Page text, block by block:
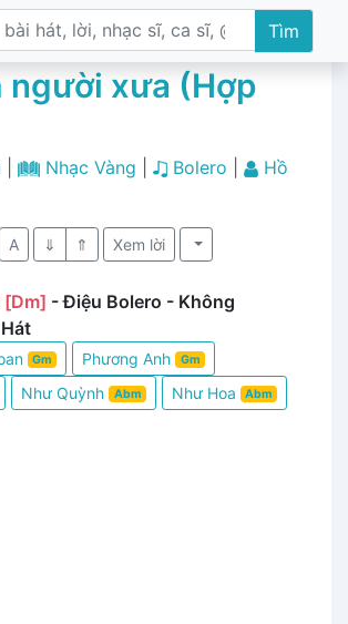
Tìm
người xưa (Hợp
Nhạc Vàng Bolero
Hồ
A ⇓ ⇑ Xem lời
[Dm] - Điệu Bolero - Không
Gm Phương Anh Gm
Như Quỳnh Abm Như Hoa Abm